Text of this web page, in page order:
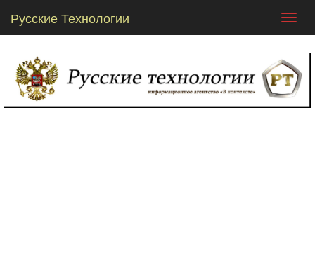
Русские Технологии